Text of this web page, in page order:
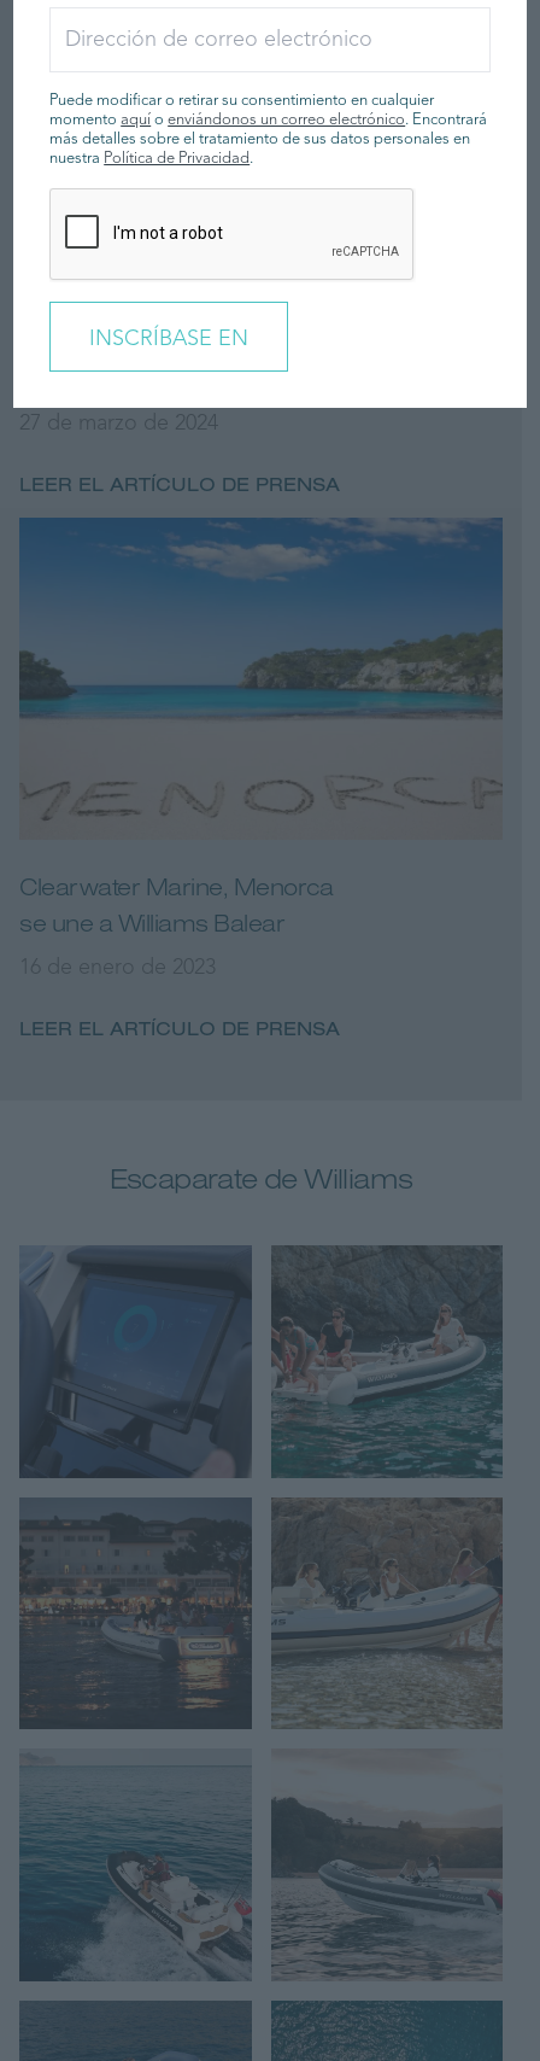
Williams Balear en el Salón Náutico
Internacional de Palma 2024
27 de marzo de 2024
LEER EL ARTÍCULO DE PRENSA
Clearwater Marine, Menorca
se une a Williams Balear
16 de enero de 2023
LEER EL ARTÍCULO DE PRENSA
Escaparate de Williams
Puede modificar o retirar su consentimiento en cualquier
momentoaquí oenviándonos un correo electrónico. Encontrará
más detalles sobre el tratamiento de sus datos personales en
nuestra Política de Privacidad.